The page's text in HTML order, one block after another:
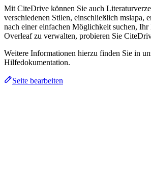
Mit CiteDrive können Sie auch
verschiedenen Stilen, einschließlich mslapa,
nach einer einfachen Möglichkeit suchen,
Overleaf zu verwalten, probieren Sie
Weitere Informationen hierzu finden Sie in
Hilfedokumentation.
Seite bearbeiten